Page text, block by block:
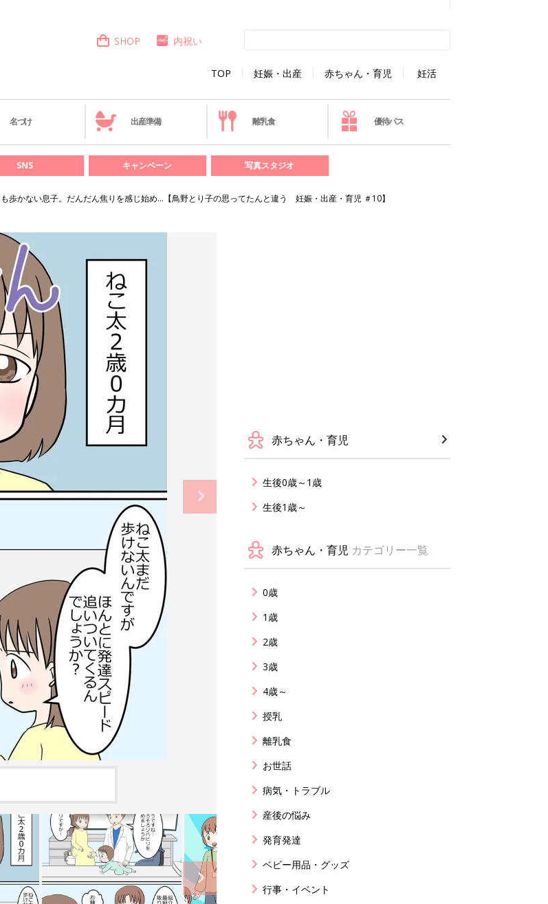
TOP 妊娠・出産 赤ちゃん・育児 妊活
SHOP 内祝い
名づけ 出産準備 離乳食 優待パス
SNS キャンペーン 写真スタジオ
歩かない息子。だんだん焦りを感じ始め…【鳥野とり子の思ってたんと違う 妊娠・出産・育児 ＃10】
赤ちゃん・育児
生後0歳～1歳
生後1歳～
赤ちゃん・育児 カテゴリー一覧
0歳
1歳
2歳
3歳
4歳～
授乳
離乳食
お世話
病気・トラブル
産後の悩み
発育発達
ベビー用品・グッズ
行事・イベント